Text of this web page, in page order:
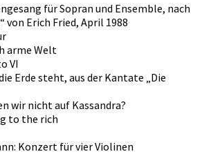
für Sopran und Ensemble, nach
von Erich Fried, April 1988
arme Welt
VI
Erde steht, aus der Kantate „Die
wir nicht auf Kassandra?
to the rich
Konzert für vier Violinen